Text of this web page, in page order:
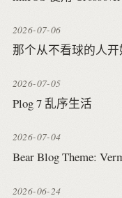
2026-07-06
那个从不看球的人
2026-07-05
Plog 7 乱序生活
2026-07-04
Bear Blog Theme:
2026-06-24